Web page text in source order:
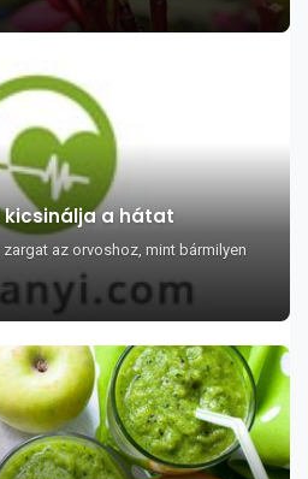
kicsinálja a hátat
az orvoshoz, mint bármilyen